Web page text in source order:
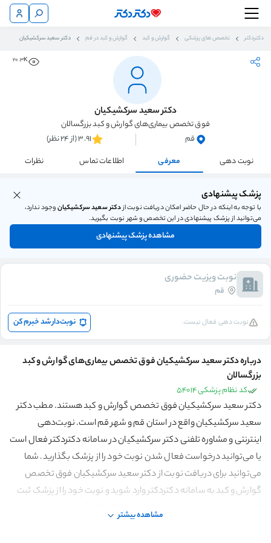
دکتردکتر تخصص های پزشکی گوارش و کبد گوارش و کبد در قم دکتر سعید سرکشیکیان
20.3K
دکتر سعید سرکشیکیان
فوق تخصص بیماری‌های گوارش و کبد بزرگسالان
قم
3.91 (از 24 نظر)
نوبت دهی
معرفی اطلاعات تماس نظرات
پزشک پیشنهادی
با توجه به اینکه در حال حاضر امکان دریافت نوبت ازدکتر سعید سرکشیکیانوجود ندارد،
می‌توانید از پزشک پیشنهادی در این تخصص و شهر نوبت بگیرید.
مشاهده پزشک پیشنهادی
نوبت ویزیت حضوری
قم
نوبت دهی فعال نیست. نوبت‌دار شد خبرم کن
درباره دکتر سعید سرکشیکیان فوق تخصص بیماری‌های گوارش و کبد
بزرگسالان
کد نظام پزشکی 54014
دکتر سعید سرکشیکیان فوق تخصص گوارش و کبد هستند. مطب دکتر
سعید سرکشیکیان واقع در استان قم و شهر قم است. نوبت‌دهی
اینترنتی و مشاوره تلفنی دکتر سرکشیکیان در سامانه دکتردکتر فعال است
یا می‌توانید درخواست فعال شدن نوبت خود را از پزشک بگذارید. شما
می‌توانید برای دریافت نوبت از دکتر سعید سرکشیکیان فوق تخصص
گوارش و کبد به سامانه دکتردکتر وارد شوید و نوبت خود را از پزشک ثبت
کنید. همچنین می‌توانید از طریق سامانه دکتردکتر آدرس و شماره تلفن
مشاهده بیشتر